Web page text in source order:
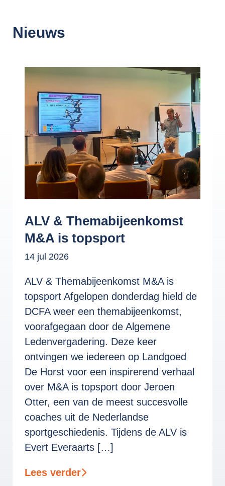
Nieuws
ALV & Themabijeenkomst
M&A is topsport
14 jul 2026
ALV & Themabijeenkomst M&A is
topsport Afgelopen donderdag hield de
DCFA weer een themabijeenkomst,
voorafgegaan door de Algemene
Ledenvergadering. Deze keer
ontvingen we iedereen op Landgoed
De Horst voor een inspirerend verhaal
over M&A is topsport door Jeroen
Otter, een van de meest succesvolle
coaches uit de Nederlandse
sportgeschiedenis. Tijdens de ALV is
Evert Everaarts […]
Lees verder